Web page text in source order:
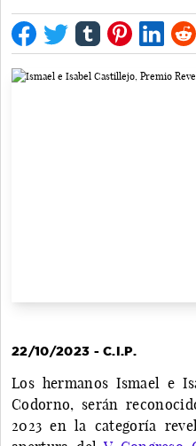
22/10/2023 - C.I.P.
Los hermanos Ismael e
Codorno, serán
2023 en la categoría